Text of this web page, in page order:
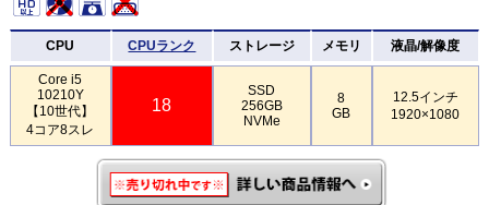
CPU CPUランク ストレージ メモリ 液晶/解像度
Core i5
10210Y
【10世代】
4コア8スレ
18
SSD
256GB
NVMe
8
GB
12.5インチ
1920×1080